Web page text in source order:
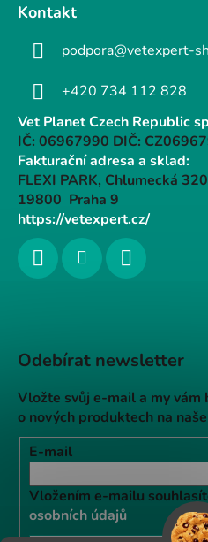
Kontakt
podpora@vetexpert-
+420 734 112 828
Vet Planet Czech Republic
IČ: 06967990 DIČ:
Fakturační adresa a sklad:
FLEXI PARK, Chlumecká
19800 Praha 9
https://vetexpert.cz/
Odebírat newsletter
Vložte svůj e-mail a my
o nových produktech na
E-mail
Vložením e-mailu
osobních údajů